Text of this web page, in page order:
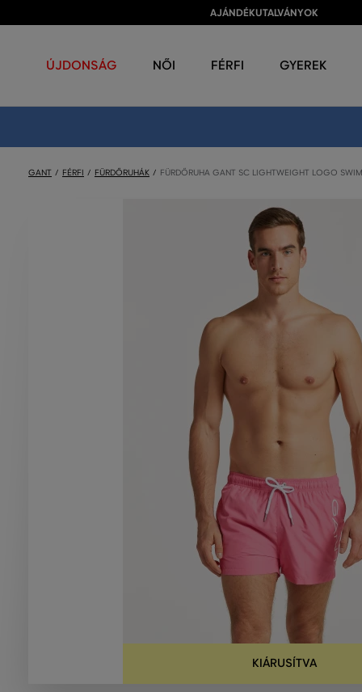
AJÁNDÉKUTALVÁNYOK
ÚJDONSÁG NŐI FÉRFI GYEREK
GANT FÉRFI FÜRDŐRUHÁK FÜRDŐRUHA GANT SC LIGHTWEIGHT LOGO
KIÁRUSÍTVA